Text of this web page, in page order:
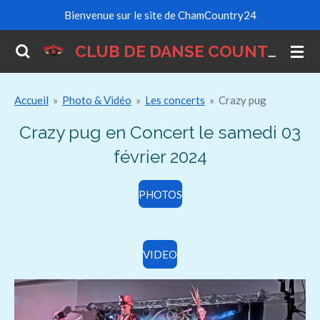
contenu
principal
CLUB DE DANSE COUNTRY
Bienvenue sur le site de ChamCountry24
Accueil » Photo & Vidéo » Les concerts » Crazy pug
Crazy pug en Concert le samedi 03
février 2024
PHOTOS
VIDEO